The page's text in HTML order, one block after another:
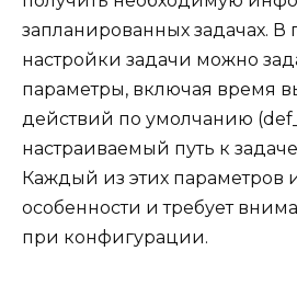
запланированных задачах. В
настройки задачи можно
параметры, включая время
действий по умолчанию
настраиваемый путь к
Каждый из этих параметров
особенности и требует
при конфигурации.